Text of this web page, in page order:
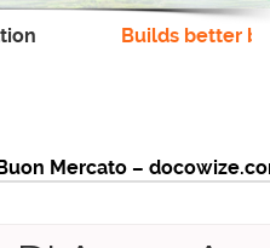
Builds better
Mercato –